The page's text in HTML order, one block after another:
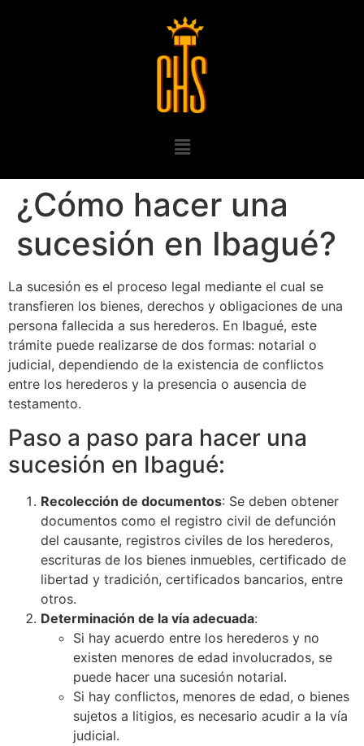
¿Cómo hacer una
sucesión en Ibagué?
La sucesión es el proceso legal mediante el cual se
transfieren los bienes, derechos y obligaciones de una
persona fallecida a sus herederos. En Ibagué, este
trámite puede realizarse de dos formas: notarial o
judicial, dependiendo de la existencia de conflictos
entre los herederos y la presencia o ausencia de
testamento.
Paso a paso para hacer una
sucesión en Ibagué:
Recolección de documentos: Se deben obtener
documentos como el registro civil de defunción
del causante, registros civiles de los herederos,
escrituras de los bienes inmuebles, certificado de
libertad y tradición, certificados bancarios, entre
otros.
Determinación de la vía adecuada:
Si hay acuerdo entre los herederos y no
existen menores de edad involucrados, se
puede hacer una sucesión notarial.
Si hay conflictos, menores de edad, o bienes
sujetos a litigios, es necesario acudir a la vía
judicial.